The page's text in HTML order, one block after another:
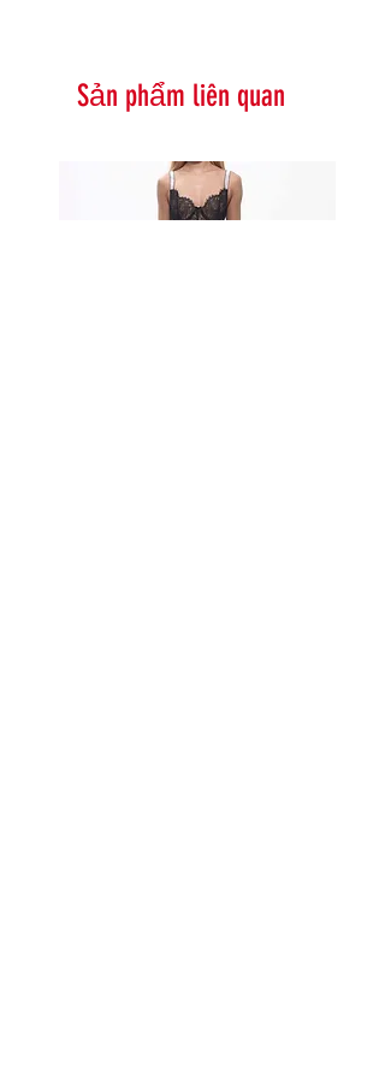
Sản phẩm liên quan